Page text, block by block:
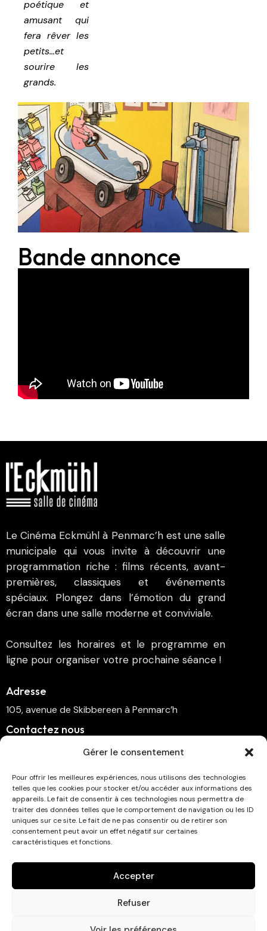
Gérer le consentement
Pour offrir les meilleures expériences, nous utilisons des technologies
telles que les cookies pour stocker et/ou accéder aux informations des
appareils. Le fait de consentir à ces technologies nous permettra de
traiter des données telles que le comportement de navigation ou les ID
uniques sur ce site. Le fait de ne pas consentir ou de retirer son
consentement peut avoir un effet négatif sur certaines
caractéristiques et fonctions.
Accepter
Refuser
poétique et
amusant qui
fera rêver les
petits…et
sourire les
grands.
Bande annonce
Le Cinéma Eckmühl à Penmarc’h est une salle
municipale qui vous invite à découvrir une
programmation riche : films récents, avant-
premières, classiques et événements
spéciaux. Plongez dans l’émotion du grand
écran dans une salle moderne et conviviale.
Consultez les horaires et le programme en
ligne pour organiser votre prochaine séance !
Adresse
105, avenue de Skibbereen à Penmarc’h
Contactez nous
cinema.penmarch@orange.fr
Suivez-nous